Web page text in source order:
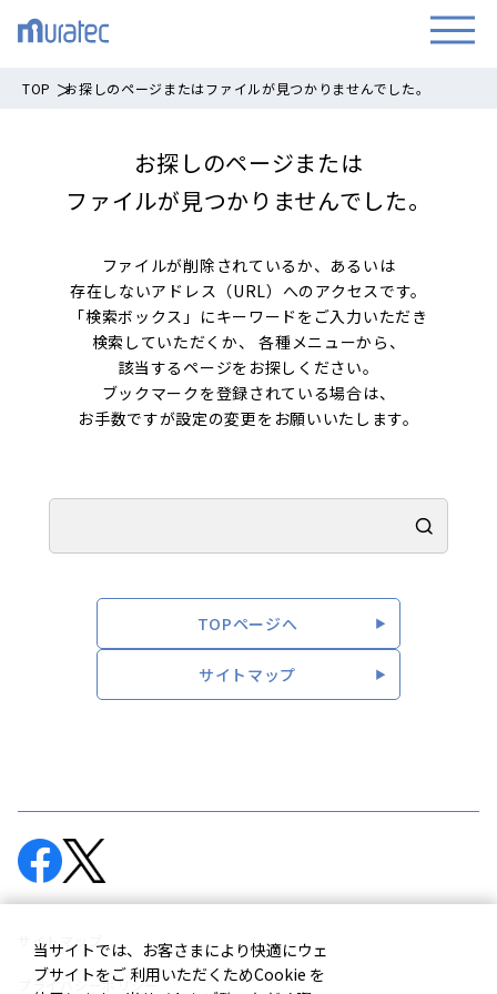
TOP お探しのページまたはファイルが見つかりませんでした。
お探しのページまたは
ファイルが見つかりませんでした。
ファイルが削除されているか、あるいは
存在しないアドレス（URL）へのアクセスです。
「検索ボックス」にキーワードをご入力いただき
検索していただくか、
各種メニューから、
該当するページをお探しください。
ブックマークを登録されている場合は、
お手数ですが設定の変更をお願いいたします。
TOPページへ
サイトマップ
サイトマップ
プライバシーポリシー
当サイトでは、お客さまにより快適にウェ
ブサイトをご 利用いただくためCookie を